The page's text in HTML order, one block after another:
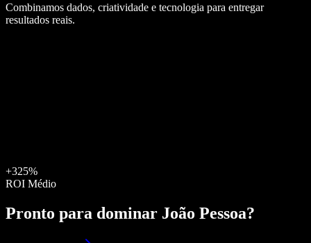
Combinamos dados, criatividade e tecnologia para entregar
resultados reais.
+325%
ROI Médio
Pronto para dominar João Pessoa?